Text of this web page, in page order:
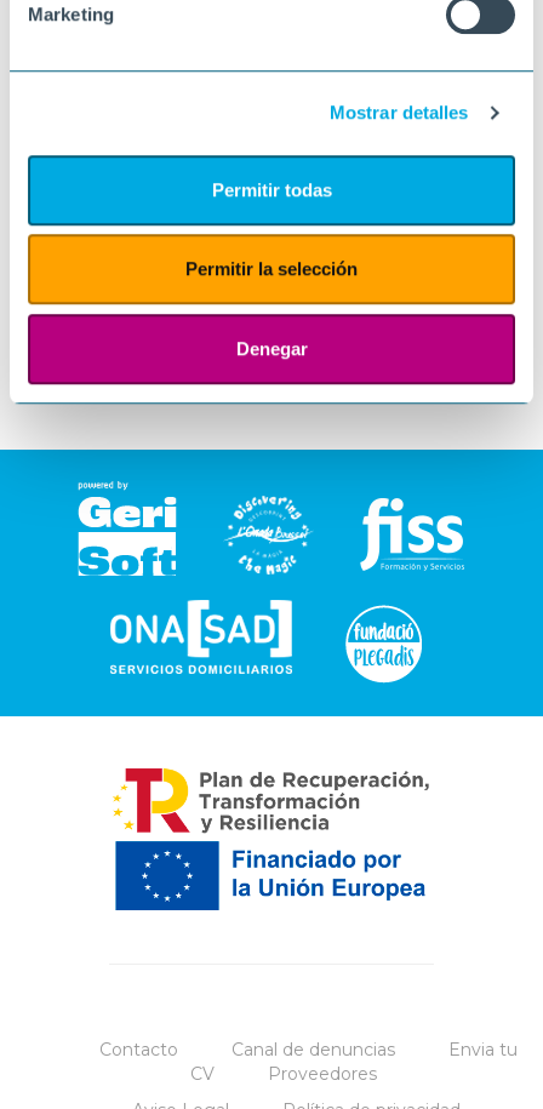
Marketing
Mostrar detalles
Permitir todas
Permitir la selección
Denegar
Contacto Canal de denuncias
Envia tu
CV
Proveedores